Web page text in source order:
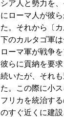
シア人と勢力を
にローマ人が彼
た。それから〔
下のカルタゴ軍
ローマ軍が戦争
彼らに貢納を要
続いたが、それ
た。この際に小
フリカを統治す
のすぐ近くに建